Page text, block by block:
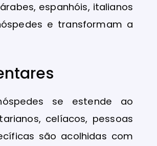
espanhóis, italianos
e transformam a
se estende ao
celíacos, pessoas
são acolhidas com